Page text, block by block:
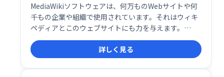
MediaWikiソフトウェアは、何万ものWebサイトや何
千もの企業や組織で使用されています。それはウィキ
ペディアとこのウェブサイトにも力を与えます。
MediaWikiは、知識を収集して整理し、人々が利用で
きるようにするのに役立ちます。それは、強力で、多
言語で、無料でオープンで、拡張可能で、カスタマイ
ズ可能で、信頼性が高く、無料です。
詳しく見る